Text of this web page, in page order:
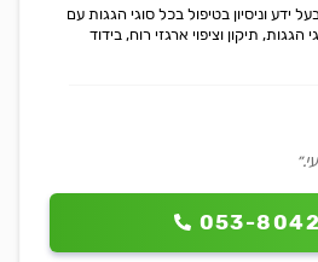
053-
ידע וניסיון בטיפול בכל סוגי הגגות עם
הגגות, תיקון וציפוי ארגזי רוח, בידוד